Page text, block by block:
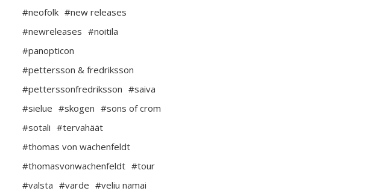
#neofolk #new releases
#newreleases #noitila
#panopticon
#pettersson & fredriksson
#petterssonfredriksson #saiva
#sielue #skogen #sons of crom
#sotali #tervahäät
#thomas von wachenfeldt
#thomasvonwachenfeldt #tour
#valsta #varde #veliu namai